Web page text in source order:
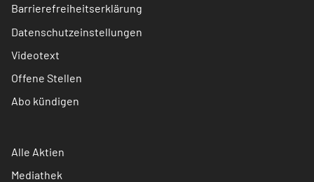
Barrierefreiheitserklärung
Datenschutzeinstellungen
Videotext
Offene Stellen
Abo kündigen
Alle Aktien
Mediathek